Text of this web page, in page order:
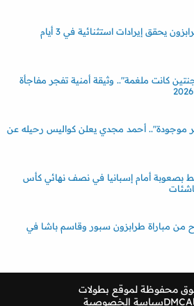
يحقق إيرادات استثنائية في 3 أيام
كانت ملغمة".. وثيقة أمنية تفجر مفاجأة
موجودة".. أحمد مجدي يعلن كواليس رحيله عن
أمام إسبانيا في نصف نهائي كأس
مباراة طرابزون سبور وقاسم باشا في
محفوظة لموقع بطولات
DMCAسياسة الخصوصية